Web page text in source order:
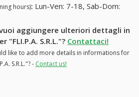
hours): Lun-Ven: 7-18, Sab-Dom:
aggiungere ulteriori dettagli in
"FLI.P.A. S.R.L."? Contattaci!
like to add more details in informations for
S.R.L."? - Contact us!